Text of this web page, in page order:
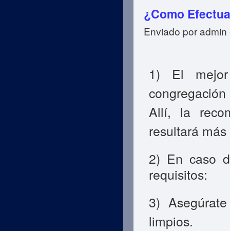
¿Como
Enviado poradmin
1) El
Allí, la
resultará
2) En caso
requisitos:
3)
limpios.